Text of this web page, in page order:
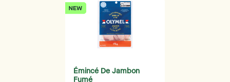
Émincé De Jambon
Fumé